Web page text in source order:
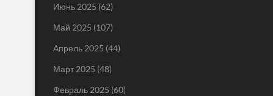
Июнь 2025 (62)
Май 2025 (107)
Апрель 2025 (44)
Март 2025 (48)
Февраль 2025 (60)